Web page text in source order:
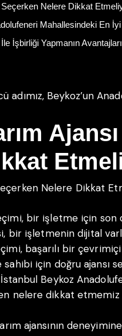
Seçerken Nelere Dikkat
Mahallesindeki En İyi
İşbirliği Yapmanın
adımız, Beykoz’un
Nelere Dikkat
bir işletme için
bir işletmenin dijital
başarılı bir
için doğru ajansı
Beykoz
nelere dikkat
ajansının